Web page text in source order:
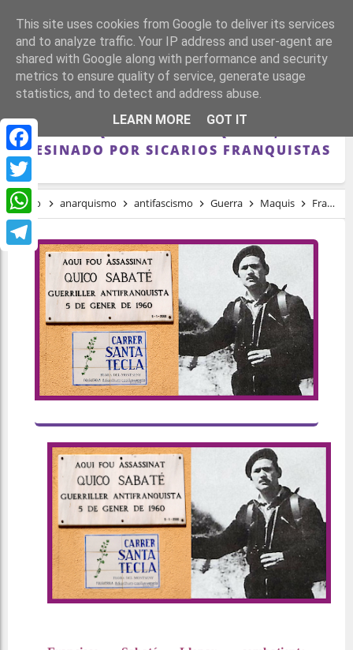
Facebook
Twitter
WhatsApp
Telegram
FRANCISCO SABATÉ, COMBATIENTE
ANTIFRANQUISTA Y ANARQUISTA, FUE
ASESINADO POR SICARIOS FRANQUISTAS
Inicio anarquismo antifascismo Guerra Maquis Francisco Sabaté, combatiente antifranquista y anarquista, fue asesinado por sicarios franquistas
This site uses cookies from Google to deliver its services
and to analyze traffic. Your IP address and user-agent are
shared with Google along with performance and security
metrics to ensure quality of service, generate usage
statistics, and to detect and address abuse.
LEARN MORE
GOT IT